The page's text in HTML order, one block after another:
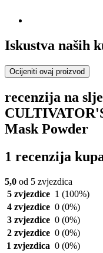
Iskustva naših
Ocijeniti ovaj proizvod
recenzija na
Mask Powder
1 recenzija
5,0 od 5 zvjezdica
5 zvjezdice 1 (100%)
4 zvjezdice 0 (0%)
3 zvjezdice 0 (0%)
2 zvjezdice 0 (0%)
1 zvjezdica 0 (0%)